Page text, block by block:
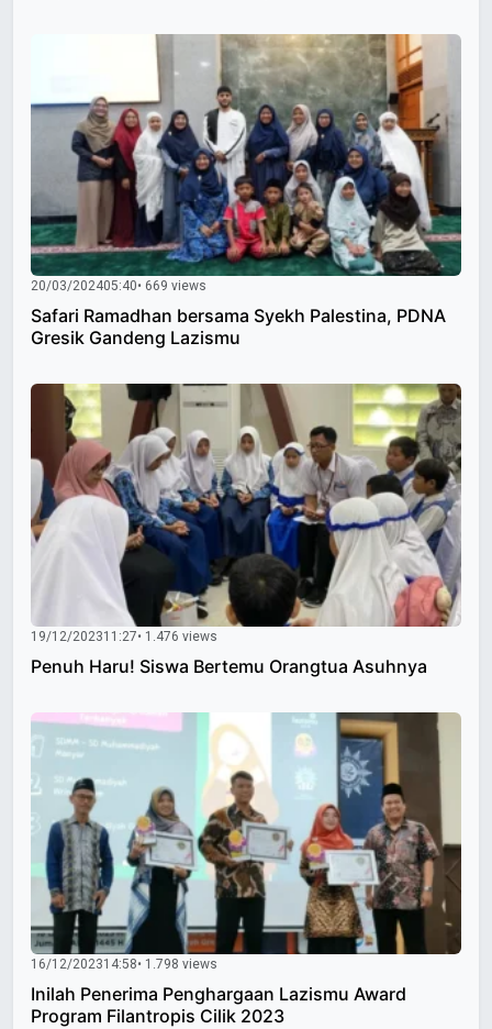
20/03/202405:40• 669 views
Safari Ramadhan bersama Syekh Palestina, PDNA
Gresik Gandeng Lazismu
19/12/202311:27• 1.476 views
Penuh Haru! Siswa Bertemu Orangtua Asuhnya
16/12/202314:58• 1.798 views
Inilah Penerima Penghargaan Lazismu Award
Program Filantropis Cilik 2023